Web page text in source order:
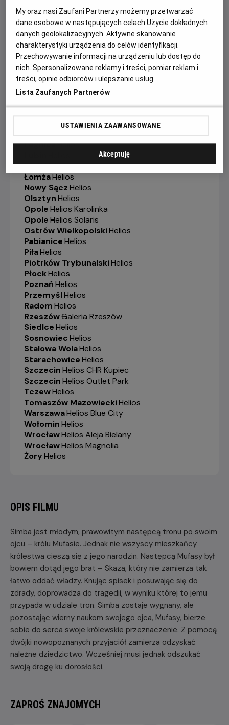
Gniezno -
Helios
Gorzów Wielkopolski-
Helios
Grudziądz-
Helios
Jelenia Góra-
Helios
Kalisz-
Helios
Katowice-
Helios
Kędzierzyn-Koźle-Helios
Kielce-
Helios
Helios
Legionowo-
Helios
Legnica-
Helios
Łódź-
Helios
Łomża-
Helios
Nowy Sącz-
Helios
Olsztyn-
Helios
Opole-
Helios Karolinka
Opole-
Helios Solaris
Ostrów Wielkopolski-
Helios
Pabianice-
Helios
Piła-
Helios
Piotrków Trybunalski-
Helios
Płock-
Helios
Poznań-
Helios
Przemyśl-
Helios
Radom-
Helios
Rzeszów-
Galeria Rzeszów
Siedlce-
Helios
Sosnowiec-
Helios
Stalowa Wola-
Helios
Starachowice-
Helios
Szczecin-
Helios CHR Kupiec
Szczecin-
Helios Outlet Park
Tczew-
Helios
Tomaszów Mazowiecki-
Helios
Warszawa-
Helios Blue City
Wołomin-
Helios
Wrocław-
Helios Aleja Bielany
Wrocław-
Helios Magnolia
Żory-
Helios
OPIS FILMU
Simba jest młodym, prawowitym następcą tronu po swoim
ojcu – królu Mufasie. Jednak nie wszyscy mieszkańcy
królestwa cieszą się z jego narodzin. Następcą Mufasy był
bowiem dotąd jego brat – Skaza, który nie zamierza tak
łatwo oddać władzy. Knując spisek i posuwając się do
zdrady, doprowadza do tragedii, w wyniku której to jemu
przypada w udziale tron. Simba zostaje wygnany, ale
pozostając wierny naukom swojego ojca, Mufasy, bierze
sobie do serca swoje królewskie przeznaczenie. Z pomocą
dwójki nowopoznanych przyjaciół zamierza odzyskać
należne dziedzictwo. Wcześniej musi jednak odszukać
swoją drogę ku dorosłości.
ZAPROŚ ZNAJOMYCH
My oraz nasi Zaufani Partnerzy możemy przetwarzać
dane osobowe w następujących celach:Użycie dokładnych
danych geolokalizacyjnych. Aktywne skanowanie
charakterystyki urządzenia do celów identyfikacji.
Przechowywanie informacji na urządzeniu lub dostęp do
nich. Spersonalizowane reklamy i treści, pomiar reklam i
treści, opinie odbiorców i ulepszanie usług.
Lista Zaufanych Partnerów
USTAWIENIA ZAAWANSOWANE
Akceptuję